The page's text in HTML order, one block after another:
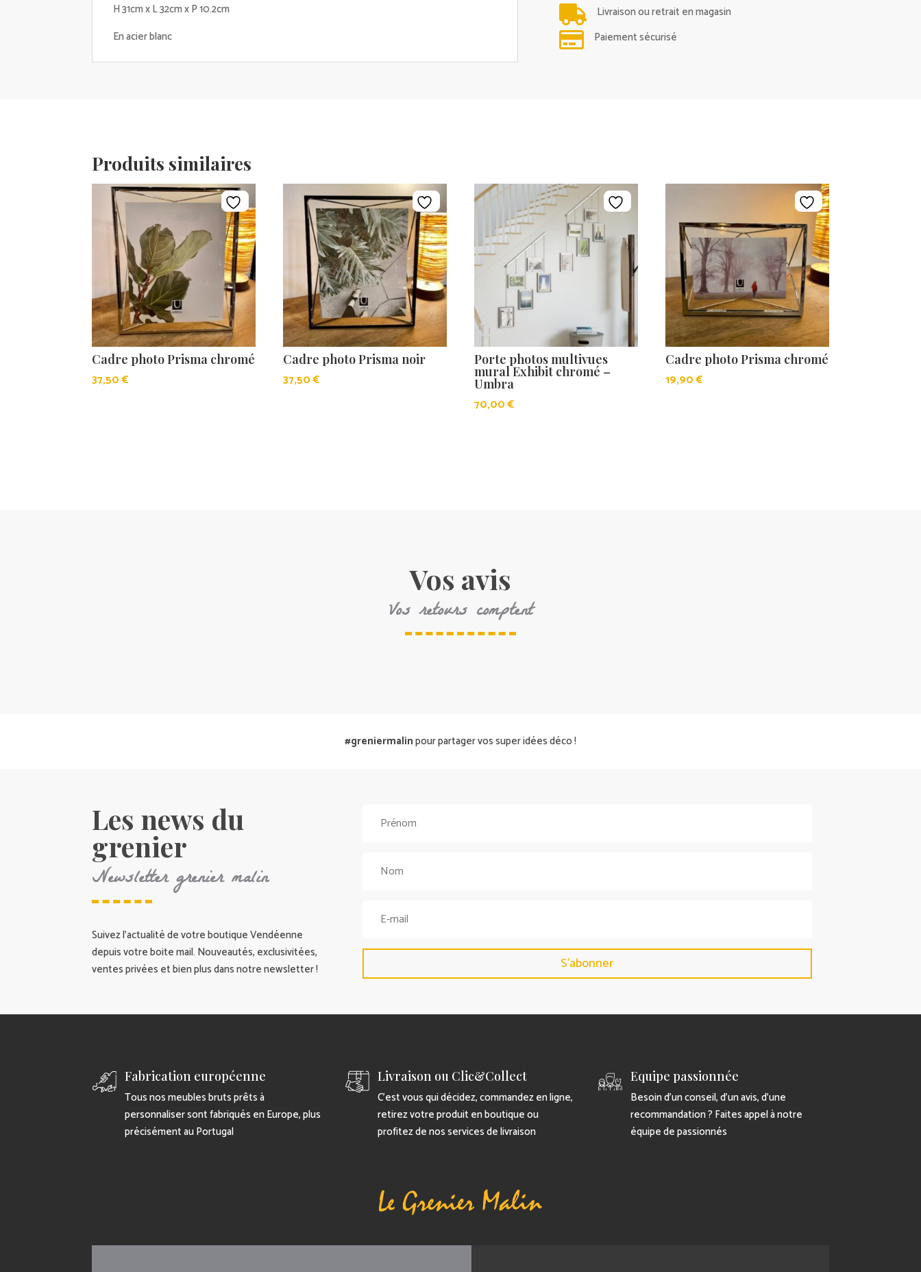
H 31cm x L 32cm x P 10.2cm
En acier blanc
 Livraison ou retrait en magasin
 Paiement sécurisé
Produits similaires
Cadre photo Prisma chromé
37,50€
Cadre photo Prisma noir
37,50€
Porte photos multivues
mural Exhibit chromé –
Umbra
70,00€
Cadre photo Prisma chromé
19,90€
Vos avis
Vos retours comptent
#greniermalinpour partager vos super idées déco !
Les news du
grenier
Newsletter grenier malin
Suivez l’actualité de votre boutique Vendéenne
depuis votre boite mail. Nouveautés, exclusivitées,
ventes privées et bien plus dans notre newsletter !
S'abonner
Fabrication européenne
Tous nos meubles bruts prêts à
personnaliser sont fabriqués en Europe, plus
précisément au Portugal
Livraison ou Clic&Collect
C’est vous qui décidez, commandez en ligne,
retirez votre produit en boutique ou
profitez de nos services de livraison
Equipe passionnée
Besoin d’un conseil, d’un avis, d’une
recommandation ? Faites appel à notre
équipe de passionnés